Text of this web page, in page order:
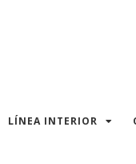
LÍNEA INTERIOR